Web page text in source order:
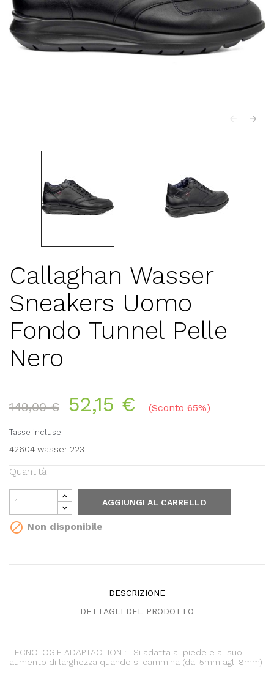
Callaghan Wasser
Sneakers Uomo
Fondo Tunnel Pelle
Nero
149,00 € 52,15 € Sconto 65%
Tasse incluse
42604 wasser 223
Quantità
AGGIUNGI AL CARRELLO
 Non disponibile
DESCRIZIONE
DETTAGLI DEL PRODOTTO
TECNOLOGIE ADAPTACTION : Si adatta al piede e al suo
aumento di larghezza quando si cammina (dai 5mm agli 8mm)